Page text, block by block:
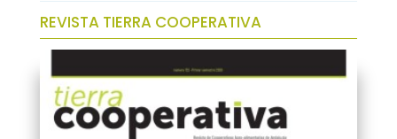
REVISTA TIERRA COOPERATIVA